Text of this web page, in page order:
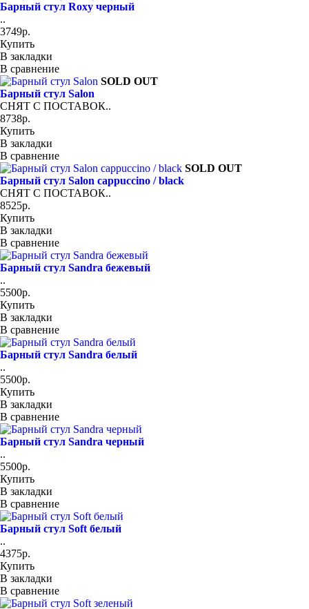
Барный стул Roxy черный
..
3749р.
Купить
В закладки
В сравнение
SOLD OUT
Барный стул Salon
СНЯТ С ПОСТАВОК..
8738р.
Купить
В закладки
В сравнение
SOLD OUT
Барный стул Salon cappuccino / black
СНЯТ С ПОСТАВОК..
8525р.
Купить
В закладки
В сравнение
Барный стул Sandra бежевый
..
5500р.
Купить
В закладки
В сравнение
Барный стул Sandra белый
..
5500р.
Купить
В закладки
В сравнение
Барный стул Sandra черный
..
5500р.
Купить
В закладки
В сравнение
Барный стул Soft белый
..
4375р.
Купить
В закладки
В сравнение